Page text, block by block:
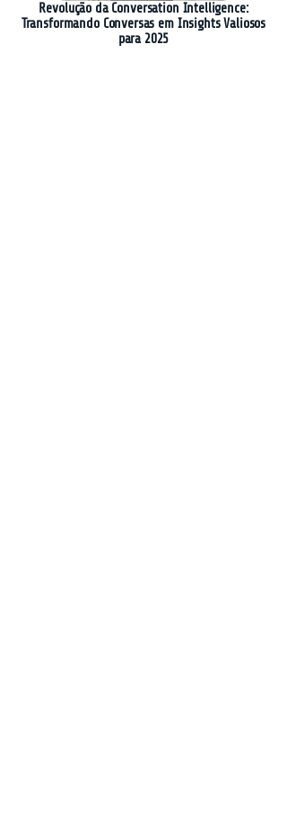
Revolução da Conversation Intelligence:
Transformando Conversas em Insights Valiosos
para 2025